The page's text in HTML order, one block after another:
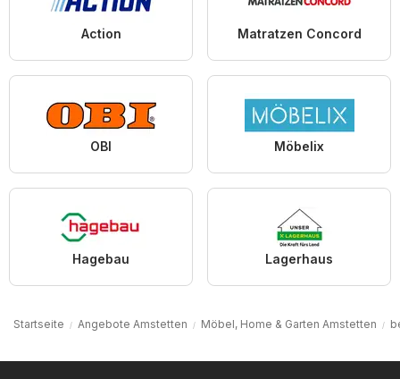
Action Matratzen Concord
OBI Möbelix
Hagebau Lagerhaus
Startseite Angebote Amstetten Möbel, Home & Garten Amstetten